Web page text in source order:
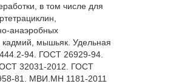
в том числе для
анаэробных
кадмий, мышьяк. Удельная
94. ГОСТ 26929-94.
32031-2012. ГОСТ
81. МВИ.МН 1181-2011